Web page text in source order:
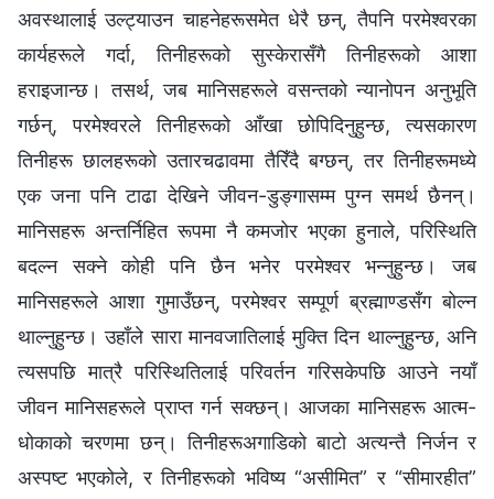
अवस्थालाई उल्ट्याउन चाहनेहरूसमेत धेरै छन्, तैपनि परमेश्‍वरका
कार्यहरूले गर्दा, तिनीहरूको सुस्केरासँगै तिनीहरूको आशा
हराइजान्छ। तसर्थ, जब मानिसहरूले वसन्तको न्यानोपन अनुभूति
गर्छन्, परमेश्‍वरले तिनीहरूको आँखा छोपिदिनुहुन्छ, त्यसकारण
तिनीहरू छालहरूको उतारचढावमा तैरिँदै बग्छन्, तर तिनीहरूमध्ये
एक जना पनि टाढा देखिने जीवन-डुङ्गासम्म पुग्न समर्थ छैनन्।
मानिसहरू अन्तर्निहित रूपमा नै कमजोर भएका हुनाले, परिस्थिति
बदल्न सक्ने कोही पनि छैन भनेर परमेश्‍वर भन्नुहुन्छ। जब
मानिसहरूले आशा गुमाउँछन्, परमेश्‍वर सम्पूर्ण ब्रह्माण्डसँग बोल्न
थाल्नुहुन्छ। उहाँले सारा मानवजातिलाई मुक्ति दिन थाल्नुहुन्छ, अनि
त्यसपछि मात्रै परिस्थितिलाई परिवर्तन गरिसकेपछि आउने नयाँ
जीवन मानिसहरूले प्राप्त गर्न सक्छन्। आजका मानिसहरू आत्म-
धोकाको चरणमा छन्। तिनीहरूअगाडिको बाटो अत्यन्तै निर्जन र
अस्पष्ट भएकोले, र तिनीहरूको भविष्य “असीमित” र “सीमारहीत”